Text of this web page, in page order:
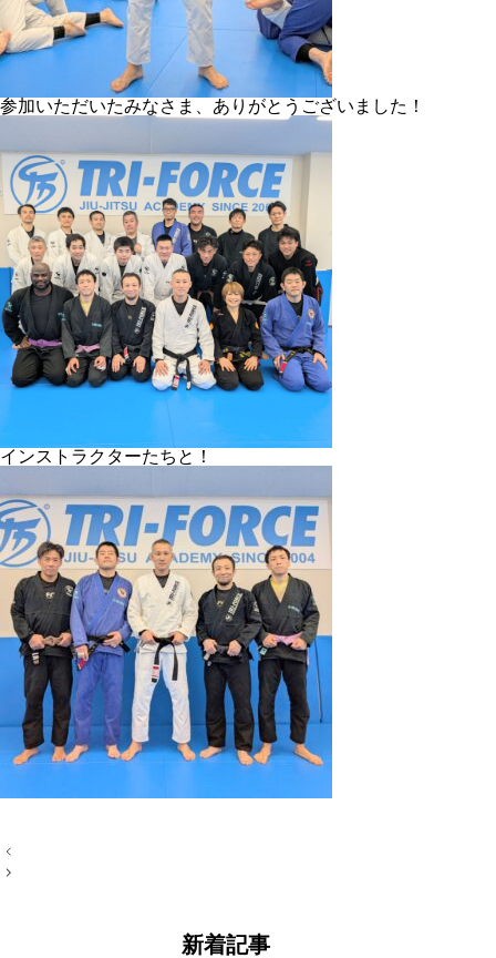
参加いただいたみなさま、ありがとうございました！
インストラクターたちと！
投
稿
新着記事